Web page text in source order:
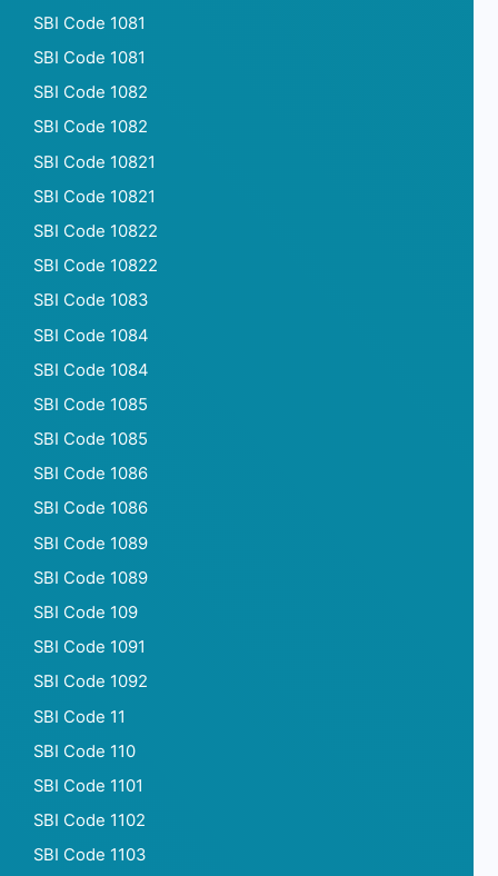
SBI Code 1081
SBI Code 1081
SBI Code 1082
SBI Code 1082
SBI Code 10821
SBI Code 10821
SBI Code 10822
SBI Code 10822
SBI Code 1083
SBI Code 1084
SBI Code 1084
SBI Code 1085
SBI Code 1085
SBI Code 1086
SBI Code 1086
SBI Code 1089
SBI Code 1089
SBI Code 109
SBI Code 1091
SBI Code 1092
SBI Code 11
SBI Code 110
SBI Code 1101
SBI Code 1102
SBI Code 1103